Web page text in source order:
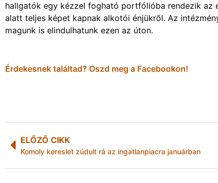
hallgatók egy kézzel fogható portfólióba rendezik az
alatt teljes képet kapnak alkotói énjükről. Az
magunk is elindulhatunk ezen az úton.
Érdekesnek találtad? Oszd meg a Facebookon!
ELŐZŐ CIKK
Komoly kereslet zúdult rá az ingatlanpiacra januárban